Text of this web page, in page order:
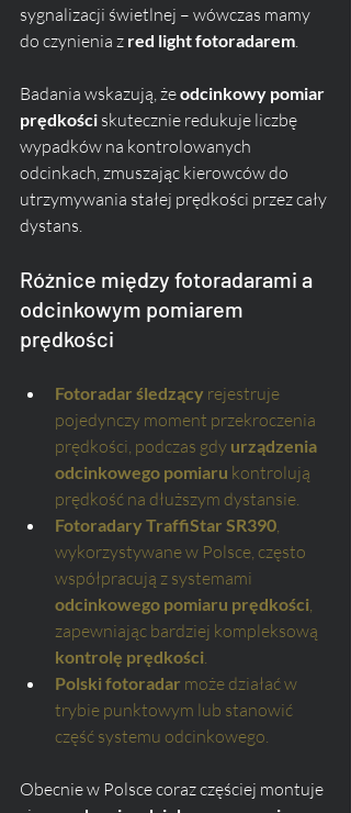
sygnalizacji świetlnej – wówczas mamy
do czynienia z red light fotoradarem
Badania wskazują, że odcinkowy pomiar
prędkości skutecznie redukuje liczbę
wypadków na kontrolowanych
odcinkach, zmuszając kierowców do
utrzymywania stałej prędkości przez cały
dystans.
Różnice między fotoradarami a
odcinkowym pomiarem
prędkości
Fotoradar śledzący rejestruje
pojedynczy moment przekroczenia
prędkości, podczas gdy urządzenia
odcinkowego pomiaru kontrolują
prędkość na dłuższym dystansie.
Fotoradary TraffiStar SR390
wykorzystywane w Polsce, często
współpracują z systemami
odcinkowego pomiaru prędkości
zapewniając bardziej kompleksową
kontrolę prędkości
Polski fotoradar może działać w
trybie punktowym lub stanowić
część systemu odcinkowego.
Obecnie w Polsce coraz częściej montuje